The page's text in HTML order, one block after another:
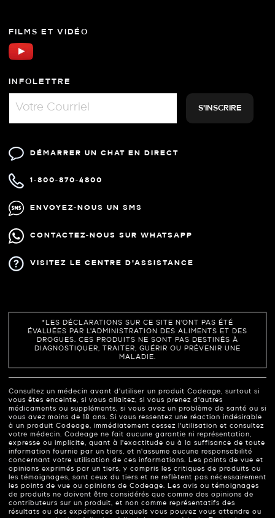
FILMS ET VIDÉO
INFOLETTRE
DÉMARRER UN CHAT EN DIRECT
1-800-870-4800
ENVOYEZ-NOUS UN SMS
CONTACTEZ-NOUS SUR WHATSAPP
VISITEZ LE CENTRE D'ASSISTANCE
*LES DÉCLARATIONS SUR CE SITE N'ONT PAS ÉTÉ
ÉVALUÉES PAR L'ADMINISTRATION DES ALIMENTS ET DES
DROGUES. CES PRODUITS NE SONT PAS DESTINÉS À
DIAGNOSTIQUER, TRAITER, GUÉRIR OU PRÉVENIR UNE
MALADIE.
Consultez un médecin avant d'utiliser un produit Codeage, surtout si
vous êtes enceinte, si vous allaitez, si vous prenez d'autres
médicaments ou suppléments, si vous avez un problème de santé ou si
vous avez moins de 18 ans. Si vous ressentez une réaction indésirable
à un produit Codeage, immédiatement cessez l'utilisation et consultez
votre médecin. Codeage ne fait aucune garantie ni représentation,
expresse ou implicite, quant à l'exactitude ou à la suffisance de toute
information fournie par un tiers, et n'assume aucune responsabilité
concernant votre utilisation de ces informations. Les points de vue et
opinions exprimés par un tiers, y compris les critiques de produits ou
les témoignages, sont ceux du tiers et ne reflètent pas nécessairement
les points de vue ou opinions de Codeage. Les avis ou témoignages
de produits ne doivent être considérés que comme des opinions de
contributeurs sur un produit, et non comme représentatifs des
résultats ou des expériences auxquels vous pouvez vous attendre ou